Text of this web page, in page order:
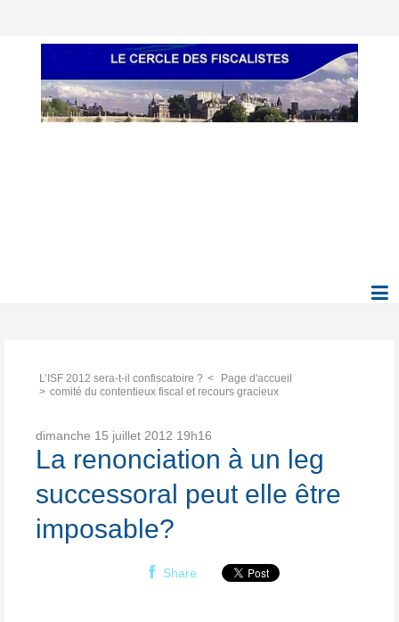
L’ISF 2012 sera-t-il confiscatoire ?
Page d'accueil
comité du contentieux fiscal et recours gracieux
dimanche 15 juillet 2012 19h16
La renonciation à un leg
successoral peut elle être
imposable?
Share